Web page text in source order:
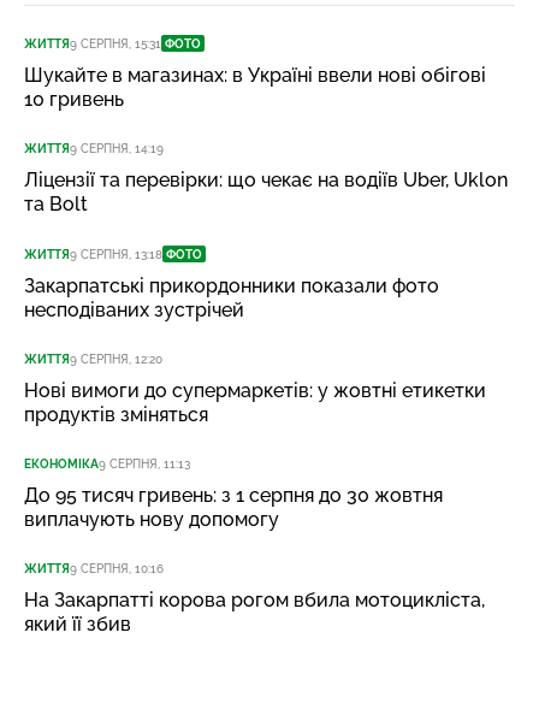
ЖИТТЯ9 СЕРПНЯ, 15:31 ФОТО
Шукайте в магазинах: в Україні ввели нові обігові
10 гривень
ЖИТТЯ9 СЕРПНЯ, 14:19
Ліцензії та перевірки: що чекає на водіїв Uber, Uklon
та Bolt
ЖИТТЯ9 СЕРПНЯ, 13:18 ФОТО
Закарпатські прикордонники показали фото
несподіваних зустрічей
ЖИТТЯ9 СЕРПНЯ, 12:20
Нові вимоги до супермаркетів: у жовтні етикетки
продуктів зміняться
ЕКОНОМІКА9 СЕРПНЯ, 11:13
До 95 тисяч гривень: з 1 серпня до 30 жовтня
виплачують нову допомогу
ЖИТТЯ9 СЕРПНЯ, 10:16
На Закарпатті корова рогом вбила мотоцикліста,
який її збив